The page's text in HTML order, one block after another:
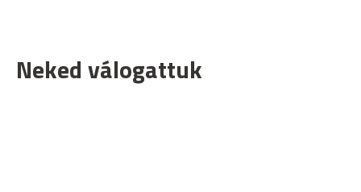
Neked válogattuk